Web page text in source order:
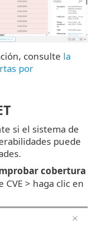
consulte la
por
si el sistema de
puede
cobertura
CVE > haga clic en